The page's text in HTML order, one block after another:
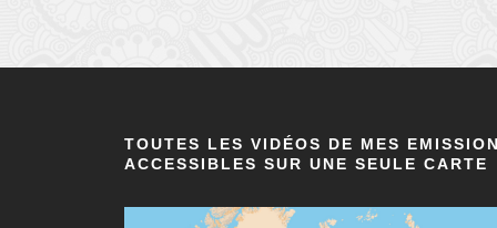
TOUTES LES VIDÉOS DE MES
ACCESSIBLES SUR UNE SEULE CARTE